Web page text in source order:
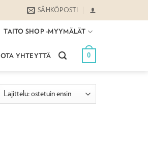
SÄHKÖPOSTI
TAITO SHOP -MYYMÄLÄT
OTA YHTEYTTÄ 0